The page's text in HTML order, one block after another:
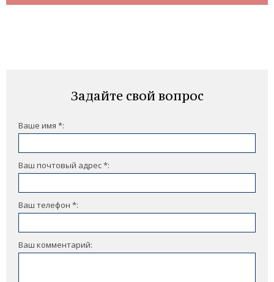
Задайте свой вопрос
Ваше имя *:
Ваш почтовый адрес *:
Ваш телефон *:
Ваш комментарий: